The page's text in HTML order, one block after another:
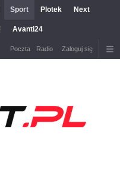
Sport Plotek Next
Avanti24
Poczta Radio Zaloguj się